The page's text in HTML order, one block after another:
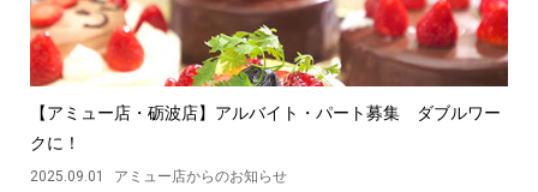
【アミュー店・砺波店】アルバイト・パート募集 ダブルワー
クに！
2025.09.01 アミュー店からのお知らせ